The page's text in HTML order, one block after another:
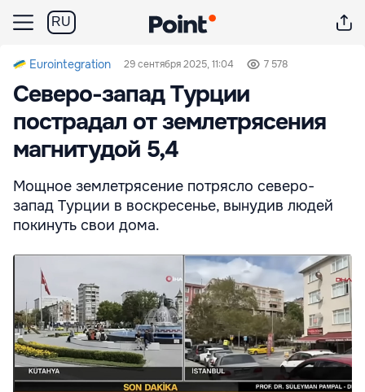
RU
Eurointegration 29 сентября 2025, 11:04 7 578
Северо-запад Турции
пострадал от землетрясения
магнитудой 5,4
Мощное землетрясение потрясло северо-
запад Турции в воскресенье, вынудив людей
покинуть свои дома.